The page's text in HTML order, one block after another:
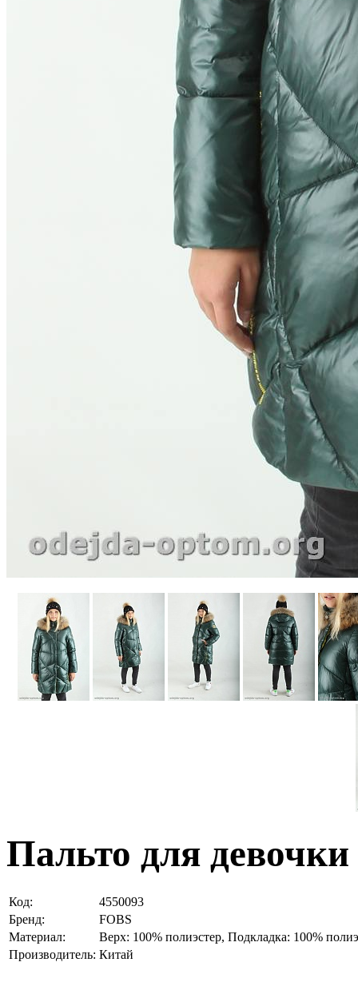
Пальто для девочки
Код:
4550093
Бренд:
FOBS
Материал:
Верх: 100% полиэстер, Подкладка: 100%
Производитель: Китай